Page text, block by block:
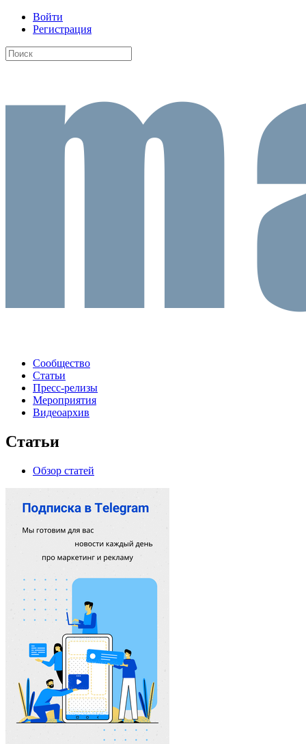
Войти
Регистрация
Сообщество
Статьи
Пресс-релизы
Мероприятия
Видеоархив
Статьи
Обзор статей